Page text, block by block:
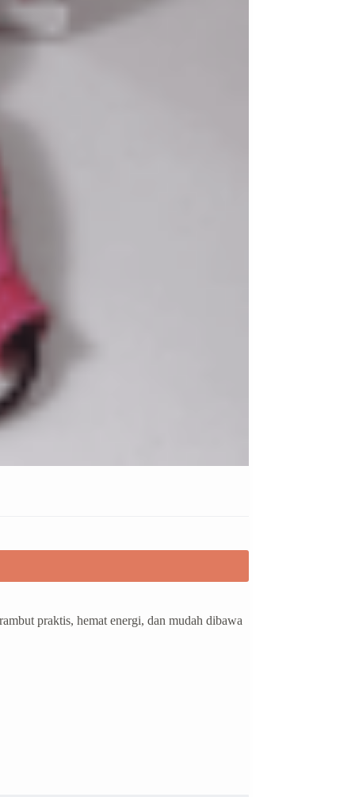
praktis, hemat energi, dan mudah dibawa